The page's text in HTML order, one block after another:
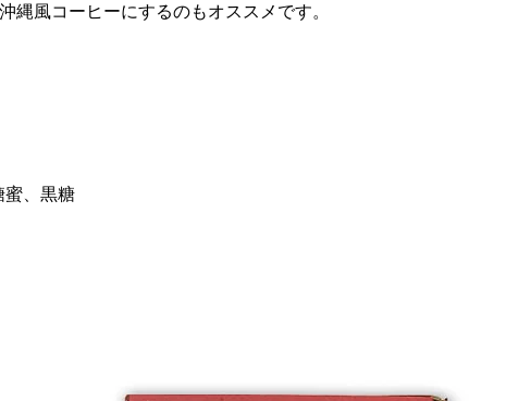
縄風コーヒーにするのもオススメです。
蜜、黒糖